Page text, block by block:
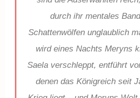
durch ihr mentales
Schattenwölfen unglaublich
wird eines Nachts Meryns
Saela verschleppt, entführt
denen das Königreich seit